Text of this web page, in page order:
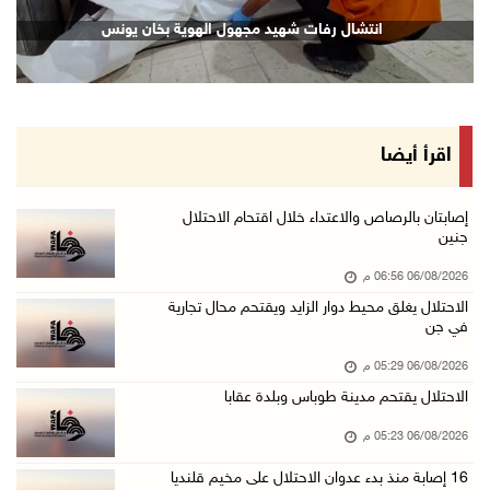
16 إصابة منذ بدء عدوان الاحتلال على مخيم قلند ...
06/آب/2026 04:26 م
إرهاب المستوطنين يضرب في خربة الطوبا
الخليلي تبحث مع النائب العام تعزيز الشراكة في ...
وزير العدل يبحث مع السفير التركي تعزيز التعاو ...
06/آب/2026 02:37 م
سلطة النقد: ارتفاع نسبة الشمول المالي في فلسط ...
انتشال رفات شهيد مجهول الهوية بخان يونس
اقرأ أيضا
إصابتان بالرصاص والاعتداء خلال اقتحام الاحتلال
جنين
06/08/2026 06:56 م
الاحتلال يغلق محيط دوار الزايد ويقتحم محال تجارية
في جن
06/08/2026 05:29 م
الاحتلال يقتحم مدينة طوباس وبلدة عقابا
06/08/2026 05:23 م
16 إصابة منذ بدء عدوان الاحتلال على مخيم قلنديا